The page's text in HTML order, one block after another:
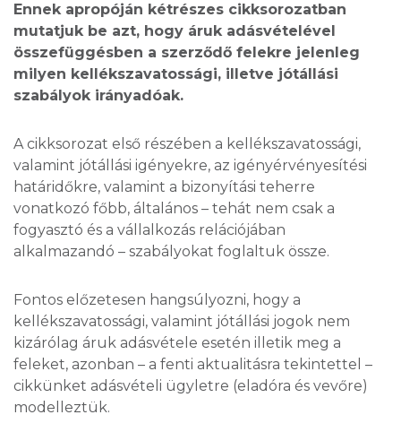
Ennek apropóján kétrészes cikksorozatban
mutatjuk be azt, hogy áruk adásvételével
összefüggésben a szerződő felekre jelenleg
milyen kellékszavatossági, illetve jótállási
szabályok irányadóak.
A cikksorozat első részében a kellékszavatossági,
valamint jótállási igényekre, az igényérvényesítési
határidőkre, valamint a bizonyítási teherre
vonatkozó főbb, általános – tehát nem csak a
fogyasztó és a vállalkozás relációjában
alkalmazandó – szabályokat foglaltuk össze.
Fontos előzetesen hangsúlyozni, hogy a
kellékszavatossági, valamint jótállási jogok nem
kizárólag áruk adásvétele esetén illetik meg a
feleket, azonban – a fenti aktualitásra tekintettel –
cikkünket adásvételi ügyletre (eladóra és vevőre)
modelleztük.